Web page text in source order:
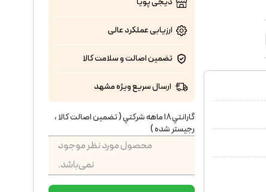
ارزیابی عملکردعالی
تضمین اصالت و سلامت کالا
ارسال سریع ویژه مشهد
گارانتي ١٨ ماهه شركتي ( تضمين اصالت كالا ،
رجيستر شده )
محصول مورد نظر موجود
نمی‌باشد.